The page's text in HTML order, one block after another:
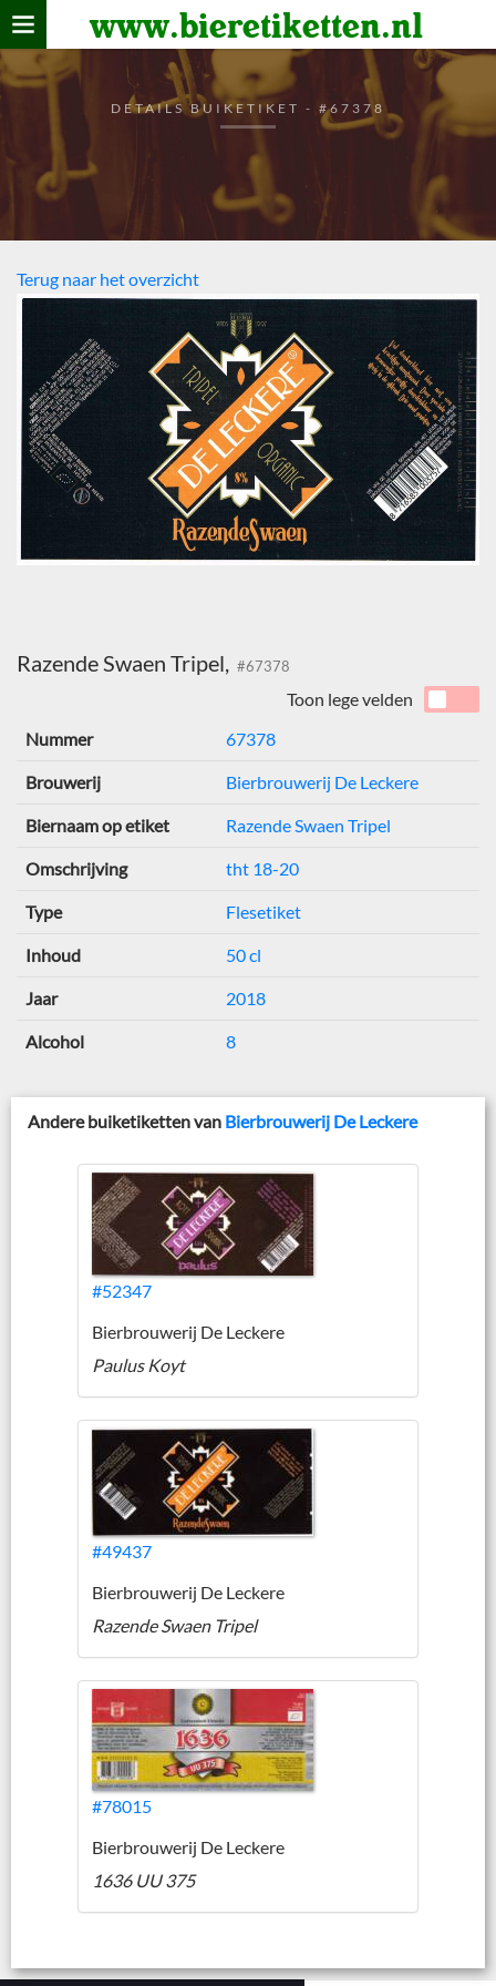
www.bieretiketten.nl
Home
verzamelen
De bierkaart
Bezoekers
DETAILS BUIKETIKET - #67378
Terug naar het overzicht
Razende Swaen Tripel, #67378
Toon lege velden
Nummer
67378
Brouwerij Bierbrouwerij De Leckere
Biernaam op etiket Razende Swaen Tripel
Omschrijving tht 18-20
Type Flesetiket
Inhoud 50 cl
Jaar 2018
Alcohol 8
Andere buiketiketten van Bierbrouwerij De Leckere
#52347
Bierbrouwerij De Leckere
Paulus Koyt
#49437
Bierbrouwerij De Leckere
Razende Swaen Tripel
#78015
Bierbrouwerij De Leckere
1636 UU 375